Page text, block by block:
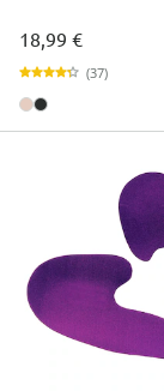
18,99 €
(37)